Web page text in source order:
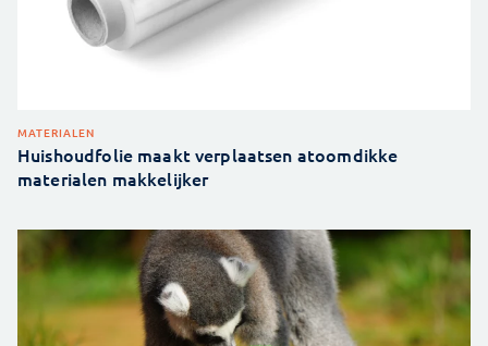
MATERIALEN
Huishoudfolie maakt verplaatsen atoomdikke
materialen makkelijker